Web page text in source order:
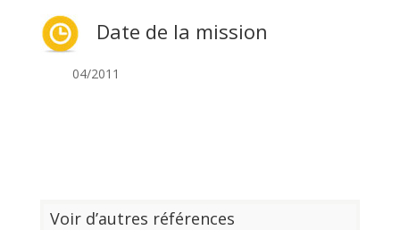
Date de la mission
04/2011
Voir d’autres références